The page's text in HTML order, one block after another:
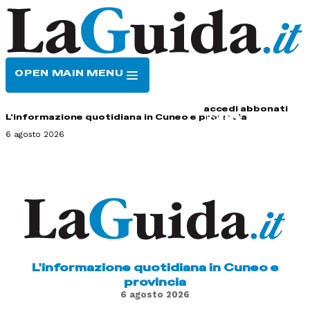
OPEN MAIN MENU
accedi abbonati
L'informazione quotidiana in Cuneo e provincia
6 agosto 2026
L'informazione quotidiana in Cuneo e
provincia
6 agosto 2026